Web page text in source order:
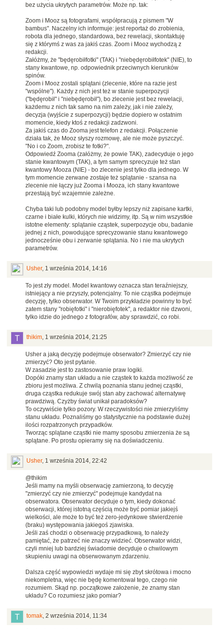
bez użycia ukrytych parametrów. Może np. tak:
Zoom i Mooz są fotografami, współpracują z pismem "W
bambus". Naczelny ich informuje: jest reportaż do zrobienia,
robota dla jednego, standardowa, bez rewelacji, skontaktuję
się z którymś z was za jakiś czas. Zoom i Mooz wychodzą z
redakcji.
Załóżmy, że "będęrobiłfotki" (TAK) i "niebędęrobiłfotek" (NIE), to
stany kwantowe, np. odpowiednik przeciwnych kierunków
spinów.
Zoom i Mooz zostali splątani (zlecenie, które na razie jest
"wspólne"). Każdy z nich jest też w stanie superpozycji
("będęrobił" i "niebędęrobił"), bo zlecenie jest bez rewelacji,
każdemu z nich tak samo na nim zależy, jak i nie zależy,
decyzja (wyjście z superpozycji) będzie dopiero w ostatnim
momencie, kiedy ktoś z redakcji zadzwoni.
Za jakiś czas do Zooma jest telefon z redakcji. Połączenie
działa tak, że Mooz słyszy rozmowę, ale nie może pyszczyć.
"No i co Zoom, zrobisz te fotki?".
Odpowiedź Zooma (załóżmy, że powie TAK), zadecyduje o jego
stanie kwantowym (TAK), a tym samym sprecyzuje też stan
kwantowy Mooza (NIE) - bo zlecenie jest tylko dla jednego. W
tym momencie zerwane zostaje też splątanie - szansa na
zlecenie nie łączy już Zooma i Mooza, ich stany kwantowe
przestają być wzajemnie zależne.
Chyba taki lub podobny model byłby lepszy niż zapisane kartki,
czarne i białe kulki, których nie widzimy, itp. Są w nim wszystkie
istotne elementy: splątanie cząstek, superpozycje obu, badanie
jednej z nich, powodujące sprecyzowanie stanu kwantowego
jednocześnie obu i zerwanie splątania. No i nie ma ukrytych
parametrów.
Usher, 1 września 2014, 14:16
To jest zły model. Model kwantowy oznacza stan teraźniejszy,
istniejący a nie przyszły, potencjalny. To nie cząstka podejmuje
decyzję, tylko obserwator. W Twoim przykładzie powinny to być
zatem stany "robięfotki" i "nierobięfotek", a redaktor nie dzwoni,
tylko idzie do jednego z fotografów, aby sprawdzić, co robi.
thikim, 1 września 2014, 21:25
Usher a jaką decyzję podejmuje obserwator? Zmierzyć czy nie
zmierzyć? Oto jest pytanie.
W zasadzie jest to zastosowanie praw logiki.
Dopóki znamy stan układu a nie cząstek to każda możliwość ze
zbioru jest możliwa. Z chwilą poznania stanu jednej cząstki,
druga cząstka redukuje swój stan aby zachować alternatywę
prawdziwą. Czyżby świat unikał paradoksów?
To oczywiście tylko pozory. W rzeczywistości nie zmierzyliśmy
stanu układu. Poznaliśmy go statystycznie na podstawie dużej
ilości rozpatrzonych przypadków.
Tworząc splątane cząstki nie mamy sposobu zmierzenia że są
splątane. Po prostu opieramy się na doświadczeniu.
Usher, 1 września 2014, 22:42
@thikim
Jeśli mamy na myśli obserwację zamierzoną, to decyzję
"zmierzyć czy nie zmierzyć" podejmuje kandydat na
obserwatora. Obserwator decyduje o tym, kiedy dokonać
obserwacji, której istotną częścią może być pomiar jakiejś
wielkości, ale może to być też zero-jedynkowe stwierdzenie
(braku) występowania jakiegoś zjawiska.
Jeśli zaś chodzi o obserwację przypadkową, to należy
pamiętać, że patrzeć nie znaczy widzieć. Obserwator widzi,
czyli mniej lub bardziej świadomie decyduje o chwilowym
skupieniu uwagi na obserwowanym zdarzeniu.
Dalsza część wypowiedzi wydaje mi się zbyt skrótowa i mocno
niekompletna, więc nie będę komentował tego, czego nie
rozumiem. Skąd np. początkowe założenie, że znamy stan
układu? Co rozumiesz jako pomiar?
tomak, 2 września 2014, 11:34